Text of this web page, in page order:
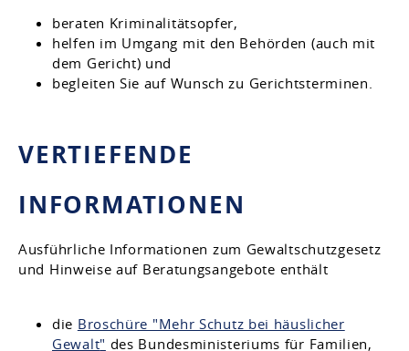
beraten Kriminalitätsopfer,
helfen im Umgang mit den Behörden (auch mit
dem Gericht) und
begleiten Sie auf Wunsch zu Gerichtsterminen.
VERTIEFENDE
INFORMATIONEN
Ausführliche Informationen zum Gewaltschutzgesetz
und Hinweise auf Beratungsangebote enthält
die Broschüre "Mehr Schutz bei häuslicher
Gewalt" des Bundesministeriums für Familien,